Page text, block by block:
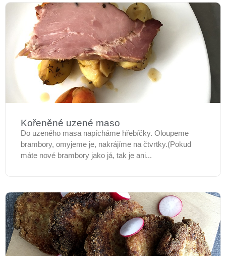
Kořeněné uzené maso
Do uzeného masa napícháme hřebíčky. Oloupeme
brambory, omyjeme je, nakrájíme na čtvrtky.(Pokud
máte nové brambory jako já, tak je ani...